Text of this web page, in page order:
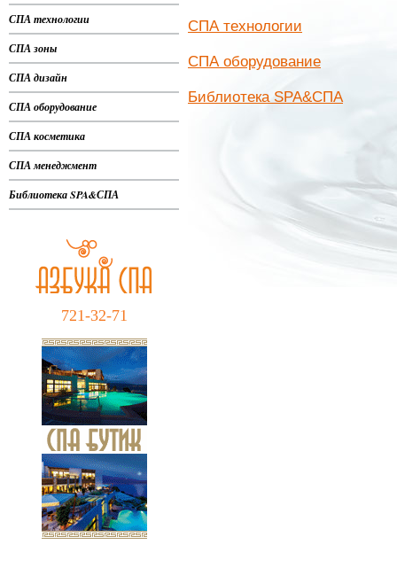
СПА технологии
СПА зоны
СПА дизайн
СПА оборудование
СПА косметика
СПА менеджмент
Библиотека SPA&СПА
721-32-71
СПА технологии
СПА оборудование
Библиотека SPA&СПА